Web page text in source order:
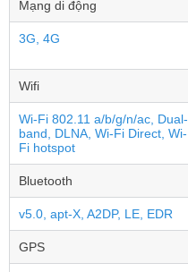
Mạng di động
3G, 4G
Wifi
Wi-Fi 802.11 a/b/g/n/ac, Dual-
band, DLNA, Wi-Fi Direct, Wi-
Fi hotspot
Bluetooth
v5.0, apt-X, A2DP, LE, EDR
GPS